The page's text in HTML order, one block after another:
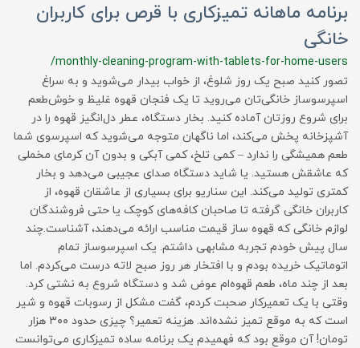
برنامه ماهانه تمیزکاری با قرص برای کاربران
خانگی
/monthly-cleaning-program-with-tablets-for-home-users
تصور کنید صبح یک روز شلوغ، از خواب بیدار می‌شوید و به سراغ
اسپرسوساز خانگی‌تان می‌روید تا یک فنجان قهوه غلیظ و خوش‌طعم
برای شروع روزتان آماده کنید. بخار دستگاه، عطر دل‌انگیز قهوه را در
آشپزخانه پخش می‌کند، اما ناگهان متوجه می‌شوید که اسپرسوی شما
طعم همیشگی را ندارد – کمی تلخ، کمی آبکی و بدون آن کرمای مخملی
که عاشقش هستید. یا شاید دستگاه صدای عجیبی می‌دهد و بخار
کمتری تولید می‌کند. این سناریو برای بسیاری از عاشقان قهوه، از
کاربران خانگی گرفته تا صاحبان کافه‌های کوچک یا حتی فروشندگان
لوازم خانگی که قهوه ساز قیمت مناسب ارائه می‌دهند، آشناست.چند
سال پیش خودم تجربه مشابهی داشتم. یک اسپرسوساز تمام
اتوماتیک خریده بودم و با افتخار هر روز صبح لاته درست می‌کردم. اما
بعد از چند ماه، طعم قهوه‌ام عوض شد و دستگاه شروع به نشتی کرد.
وقتی با یک تعمیرکار صحبت کردم، گفت مشکل از رسوبات قهوه و شیر
است که به موقع تمیز نشده‌اند. هزینه تعمیر؟ چیزی حدود ۳۰۰ هزار
تومان! آن موقع بود که فهمیدم یک برنامه ساده تمیزکاری می‌توانست